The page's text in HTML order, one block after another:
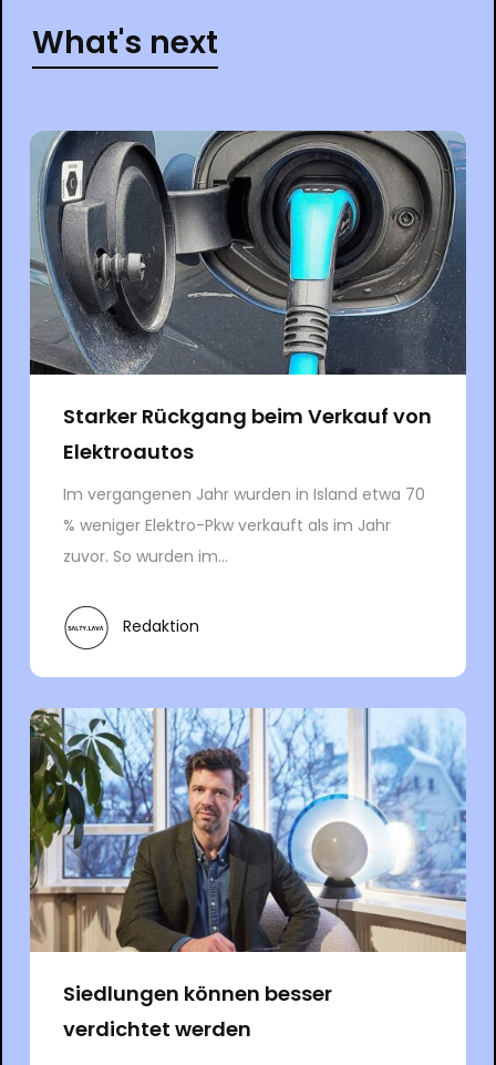
What's next
Starker Rückgang beim Verkauf von
Elektroautos
Im vergangenen Jahr wurden in Island etwa 70
% weniger Elektro-Pkw verkauft als im Jahr
zuvor. So wurden im...
Redaktion
Siedlungen können besser
verdichtet werden